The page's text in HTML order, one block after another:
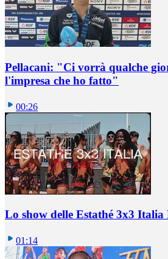
Pellacani: "Ci vorrà qualche
l'impresa che ho fatto"
00:26
Lo show delle Estathé 3x3 Italia
01:14